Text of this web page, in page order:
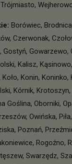
Trójmiasto,
: Borówiec, Brodnica
, Czerwonak,
, Gostyń, Gowarzewo,
, Kalisz, Kąsinowo,
Koło, Konin, Koninko,
, Kórnik, Krotoszyn,
Goślina, Oborniki,
, Owińska, Piła,
, Poznań,
, Rogoźno,
, Swarzędz,